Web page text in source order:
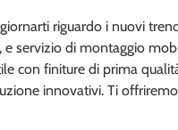
riguardo i nuovi
servizio di montaggio
con finiture di prima
innovativi. Ti